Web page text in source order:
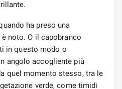
ha preso una
noto. O il capobranco
in questo modo o
angolo accogliente più
quel momento stesso, tra le
verde, come timidi